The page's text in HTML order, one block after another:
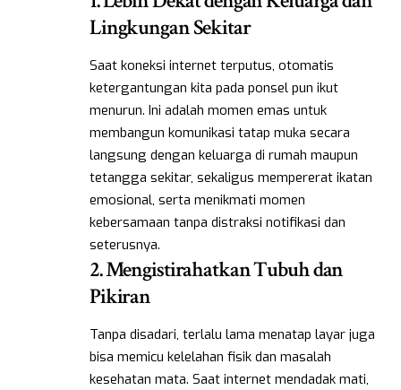
Lingkungan Sekitar
Saat koneksi internet terputus, otomatis
ketergantungan kita pada ponsel pun ikut
menurun. Ini adalah momen emas untuk
membangun komunikasi tatap muka secara
langsung dengan keluarga di rumah maupun
tetangga sekitar, sekaligus mempererat ikatan
emosional, serta menikmati momen
kebersamaan tanpa distraksi notifikasi dan
seterusnya.
2. Mengistirahatkan Tubuh dan
Pikiran
Tanpa disadari, terlalu lama menatap layar juga
bisa memicu kelelahan fisik dan masalah
kesehatan mata. Saat internet mendadak mati,